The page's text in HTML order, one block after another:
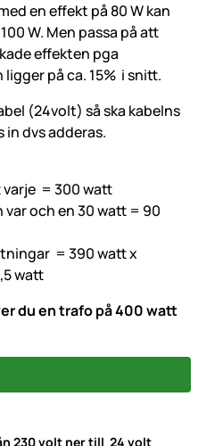
en effekt på 80 W kan
W. Men passa på att
effekten pga
på ca. 15% i snitt.
(24volt) så ska kabelns
in dvs adderas.
varje = 300 watt
och en 30 watt = 90
= 390 watt x
watt
du en trafo på 400 watt
230 volt ner till 24 volt